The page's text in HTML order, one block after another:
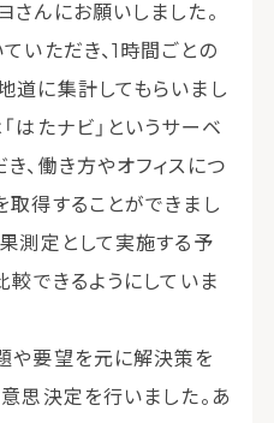
んにお願いしました。
いただき、1時間ごとの
道に集計してもらいまし
はたナビ」というサーベ
、働き方やオフィスにつ
得することができまし
測定として実施する予
較できるようにしていま
や要望を元に解決策を
思決定を行いました。あ